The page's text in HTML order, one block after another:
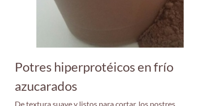
Potres hiperprotéicos en frío
azucarados
De textura suave y listos para cortar, los postres